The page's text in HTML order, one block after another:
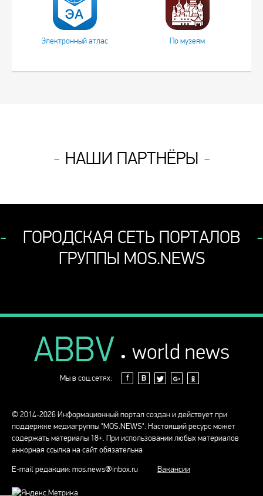
Электронный атлас По музеям
НАШИ ПАРТНЁРЫ
ГОРОДСКАЯ СЕТЬ ПОРТАЛОВ
ГРУППЫ MOS.NEWS
ABBV . world news
Мы в соц.сетях: f В
© 2014-2026 Информационный портал создан и действует при
поддержке медиагруппы "MOS.NEWS". Настоящий ресурс может
содержать материалы 18+. При использовании любых материалов
анкорная ссылка на сайт обязательна
E-mail редакции:mos.news@inbox.ru Вакансии